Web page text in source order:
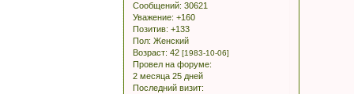
Сообщений: 30621
Уважение: +160
Позитив: +133
Пол: Женский
Возраст: 42 [1983-10-06]
Провел на форуме:
2 месяца 25 дней
Последний визит: